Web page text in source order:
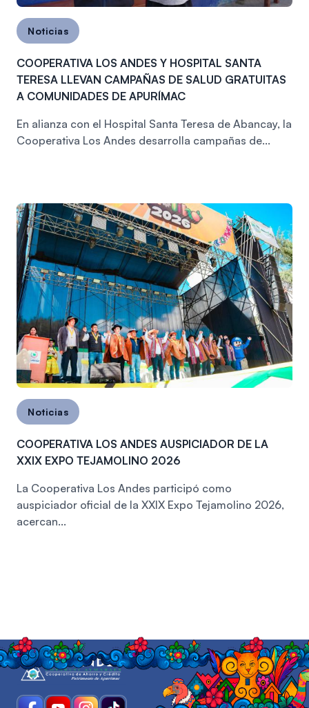
Noticias
COOPERATIVA LOS ANDES Y HOSPITAL SANTA
TERESA LLEVAN CAMPAÑAS DE SALUD GRATUITAS
A COMUNIDADES DE APURÍMAC
En alianza con el Hospital Santa Teresa de Abancay, la
Cooperativa Los Andes desarrolla campañas de...
Noticias
COOPERATIVA LOS ANDES AUSPICIADOR DE LA
XXIX EXPO TEJAMOLINO 2026
La Cooperativa Los Andes participó como
auspiciador oficial de la XXIX Expo Tejamolino 2026,
acercan...